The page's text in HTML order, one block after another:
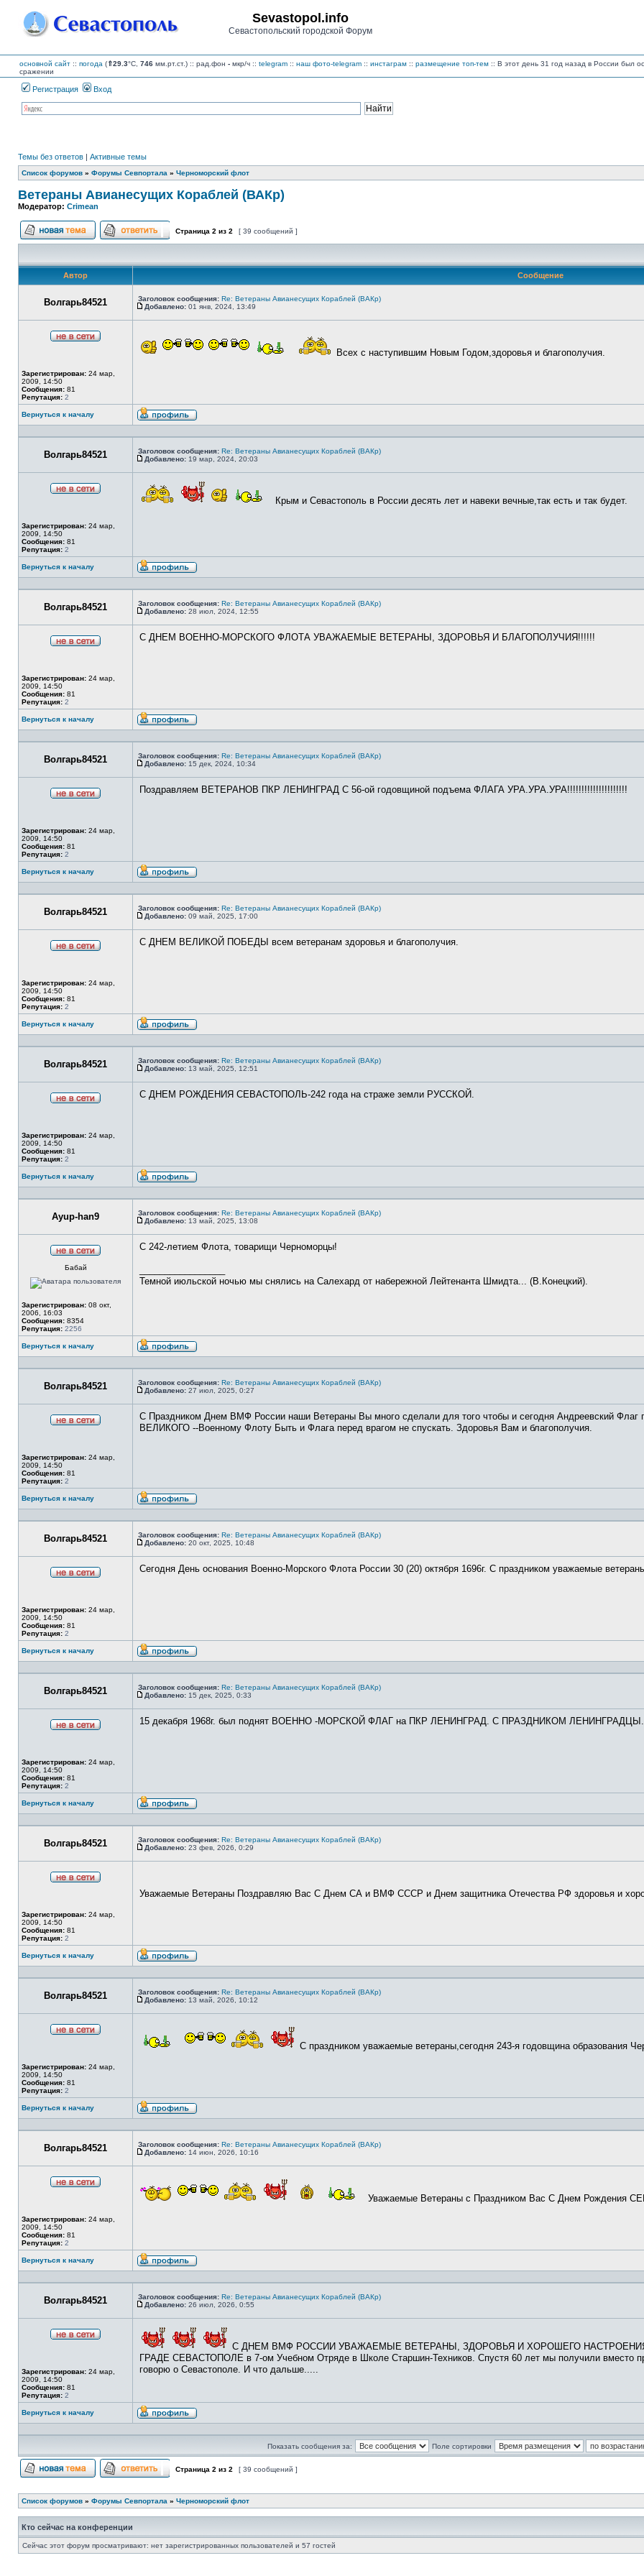
Sevastopol.info
Севастопольский городской Форум
основной сайт :: погода (⇑29.3°C, 746 мм.рт.ст.) :: рад.фон - мкр/ч :: telegram :: наш фото-telegram :: инстаграм :: размещение топ-тем :: В этот день 31 год назад в России был
сражении
Регистрация Вход
Темы без ответов | Активные темы
Список форумов » Форумы Севпортала » Черноморский флот
Ветераны Авианесущих Кораблей (ВАКр)
Модератор: Crimean
Начать новую тему Ответить на тему
Страница 2 из 2 [ 39 сообщений ]
Автор Сообщение
Волгарь84521 Заголовок сообщения: Re: Ветераны Авианесущих Кораблей (ВАКр)
Сообщение
Добавлено: 01 янв, 2024, 13:49
Зарегистрирован: 24 мар,
2009, 14:50
Сообщения: 81
Репутация: 2
Всех с наступившим Новым Годом,здоровья и благополучия.
Вернуться к началу
Профиль
Волгарь84521 Заголовок сообщения: Re: Ветераны Авианесущих Кораблей (ВАКр)
Сообщение
Добавлено: 19 мар, 2024, 20:03
Зарегистрирован: 24 мар,
2009, 14:50
Сообщения: 81
Репутация: 2
Крым и Севастополь в России десять лет и навеки вечные,так есть и так будет.
Вернуться к началу
Профиль
Волгарь84521 Заголовок сообщения: Re: Ветераны Авианесущих Кораблей (ВАКр)
Сообщение
Добавлено: 28 июл, 2024, 12:55
Зарегистрирован: 24 мар,
2009, 14:50
Сообщения: 81
Репутация: 2
С ДНЕМ ВОЕННО-МОРСКОГО ФЛОТА УВАЖАЕМЫЕ ВЕТЕРАНЫ, ЗДОРОВЬЯ И БЛАГОПОЛУЧИЯ!!!!!!
Вернуться к началу
Профиль
Волгарь84521 Заголовок сообщения: Re: Ветераны Авианесущих Кораблей (ВАКр)
Сообщение
Добавлено: 15 дек, 2024, 10:34
Зарегистрирован: 24 мар,
2009, 14:50
Сообщения: 81
Репутация: 2
Поздравляем ВЕТЕРАНОВ ПКР ЛЕНИНГРАД С 56-ой годовщиной подъема ФЛАГА УРА.УРА.УРА!!!!!!!!!!!!!!!!!!!!!
Вернуться к началу
Профиль
Волгарь84521 Заголовок сообщения: Re: Ветераны Авианесущих Кораблей (ВАКр)
Сообщение
Добавлено: 09 май, 2025, 17:00
Зарегистрирован: 24 мар,
2009, 14:50
Сообщения: 81
Репутация: 2
С ДНЕМ ВЕЛИКОЙ ПОБЕДЫ всем ветеранам здоровья и благополучия.
Вернуться к началу
Профиль
Волгарь84521 Заголовок сообщения: Re: Ветераны Авианесущих Кораблей (ВАКр)
Сообщение
Добавлено: 13 май, 2025, 12:51
Зарегистрирован: 24 мар,
2009, 14:50
Сообщения: 81
Репутация: 2
С ДНЕМ РОЖДЕНИЯ СЕВАСТОПОЛЬ-242 года на страже земли РУССКОЙ.
Вернуться к началу
Профиль
Ayup-han9 Заголовок сообщения: Re: Ветераны Авианесущих Кораблей (ВАКр)
Сообщение
Добавлено: 13 май, 2025, 13:08
Бабай
Зарегистрирован: 08 окт,
2006, 16:03
Сообщения: 8354
Репутация: 2256
С 242-летием Флота, товарищи Черноморцы!
Темной июльской ночью мы снялись на Салехард от набережной Лейтенанта Шмидта... (В.Конецкий).
Вернуться к началу
Профиль
Волгарь84521 Заголовок сообщения: Re: Ветераны Авианесущих Кораблей (ВАКр)
Сообщение
Добавлено: 27 июл, 2025, 0:27
Зарегистрирован: 24 мар,
2009, 14:50
Сообщения: 81
Репутация: 2
С Праздником Днем ВМФ России наши Ветераны Вы много сделали для того чтобы и сегодня Андреевский
ВЕЛИКОГО --Военному Флоту Быть и Флага перед врагом не спускать. Здоровья Вам и благополучия.
Вернуться к началу
Профиль
Волгарь84521 Заголовок сообщения: Re: Ветераны Авианесущих Кораблей (ВАКр)
Сообщение
Добавлено: 20 окт, 2025, 10:48
Зарегистрирован: 24 мар,
2009, 14:50
Сообщения: 81
Репутация: 2
Сегодня День основания Военно-Морского Флота России 30 (20) октября 1696г. С праздником уважаемые
Вернуться к началу
Профиль
Волгарь84521 Заголовок сообщения: Re: Ветераны Авианесущих Кораблей (ВАКр)
Сообщение
Добавлено: 15 дек, 2025, 0:33
Зарегистрирован: 24 мар,
2009, 14:50
Сообщения: 81
Репутация: 2
15 декабря 1968г. был поднят ВОЕННО -МОРСКОЙ ФЛАГ на ПКР ЛЕНИНГРАД. С ПРАЗДНИКОМ ЛЕНИНГРАДЦЫ.
Вернуться к началу
Профиль
Волгарь84521 Заголовок сообщения: Re: Ветераны Авианесущих Кораблей (ВАКр)
Сообщение
Добавлено: 23 фев, 2026, 0:29
Зарегистрирован: 24 мар,
2009, 14:50
Сообщения: 81
Репутация: 2
Уважаемые Ветераны Поздравляю Вас С Днем СА и ВМФ СССР и Днем защитника Отечества РФ здоровья и
Вернуться к началу
Профиль
Волгарь84521 Заголовок сообщения: Re: Ветераны Авианесущих Кораблей (ВАКр)
Сообщение
Добавлено: 13 май, 2026, 10:12
Зарегистрирован: 24 мар,
2009, 14:50
Сообщения: 81
Репутация: 2
С праздником уважаемые ветераны,сегодня 243-я годовщина образования
Вернуться к началу
Профиль
Волгарь84521 Заголовок сообщения: Re: Ветераны Авианесущих Кораблей (ВАКр)
Сообщение
Добавлено: 14 июн, 2026, 10:16
Зарегистрирован: 24 мар,
2009, 14:50
Сообщения: 81
Репутация: 2
Уважаемые Ветераны с Праздником Вас С Днем Рождения
Вернуться к началу
Профиль
Волгарь84521 Заголовок сообщения: Re: Ветераны Авианесущих Кораблей (ВАКр)
Сообщение
Добавлено: 26 июл, 2026, 0:55
Зарегистрирован: 24 мар,
2009, 14:50
Сообщения: 81
Репутация: 2
С ДНЕМ ВМФ РОССИИ УВАЖАЕМЫЕ ВЕТЕРАНЫ, ЗДОРОВЬЯ И ХОРОШЕГО НАСТРОЕНИЯ
ГРАДЕ СЕВАСТОПОЛЕ в 7-ом Учебном Отряде в Школе Старшин-Техников. Спустя 60 лет мы получили вместо
говорю о Севастополе. И что дальше.....
Вернуться к началу
Профиль
Показать сообщения за: Поле сортировки
Страница 2 из 2 [ 39 сообщений ]
Список форумов » Форумы Севпортала » Черноморский флот
Кто сейчас на конференции
Сейчас этот форум просматривают: нет зарегистрированных пользователей и 57 гостей